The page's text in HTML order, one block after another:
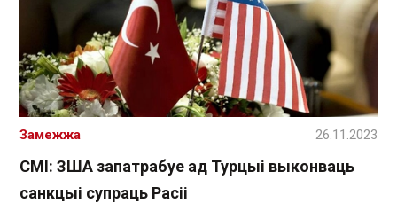
СМІ: ЗША запатрабуе ад Турцыі выконваць
санкцыі супраць Расіі
Замежжа 26.11.2023